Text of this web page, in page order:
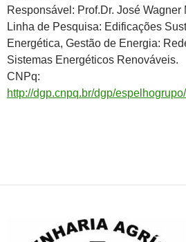
Responsável: Prof.Dr. José
Linha de Pesquisa: Edificações
Energética, Gestão de Energia:
Sistemas Energéticos Renováveis.
CNPq:
http://dgp.cnpq.br/dgp/